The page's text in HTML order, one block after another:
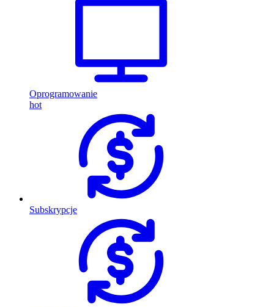
Oprogramowanie
hot
Subskrypcje